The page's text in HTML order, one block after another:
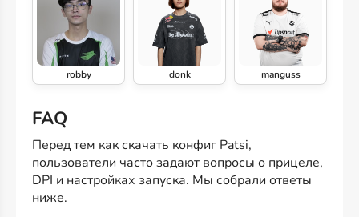
robby donk manguss
FAQ
Перед тем как скачать конфиг Patsi,
пользователи часто задают вопросы о прицеле,
DPI и настройках запуска. Мы собрали ответы
ниже.